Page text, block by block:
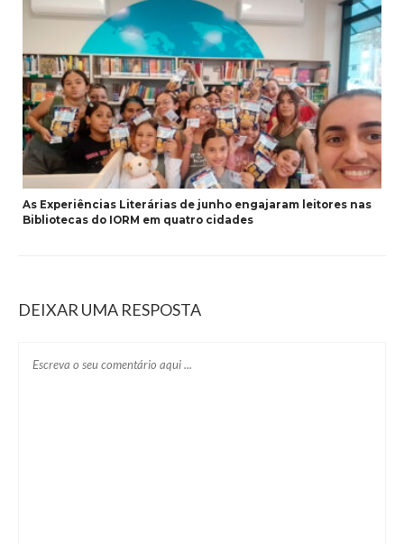
As Experiências Literárias de junho engajaram leitores nas
Bibliotecas do IORM em quatro cidades
DEIXAR UMA RESPOSTA